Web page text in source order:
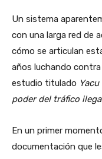
Un sistema
con una larga red de
cómo se articulan
años luchando
estudio titulado
poder del tráfico
En un primer
documentación que